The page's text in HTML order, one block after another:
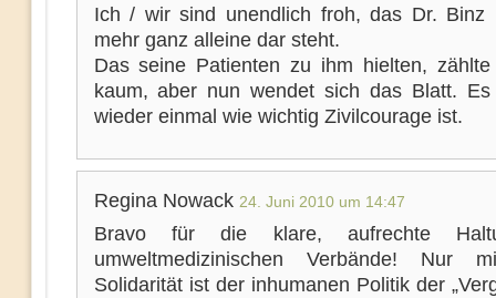
Ich / wir sind unendlich froh, das Dr. Binz
mehr ganz alleine dar steht.
Das seine Patienten zu ihm hielten,
kaum, aber nun wendet sich das Blatt.
wieder einmal wie wichtig Zivilcourage ist.
Regina Nowack 24. Juni 2010 um 14:47
Bravo für die klare, aufrechte
umweltmedizinischen Verbände! Nur
Solidarität ist der inhumanen Politik der